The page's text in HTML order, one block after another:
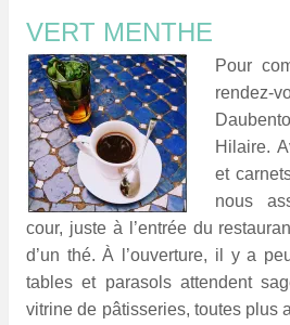
VERT MENTHE
Pour
rendez-
Hilaire.
et
nous
cour, juste à l’entrée du
d’un thé. À l’ouverture, il y a
tables et parasols attendent
vitrine de pâtisseries, toutes plus